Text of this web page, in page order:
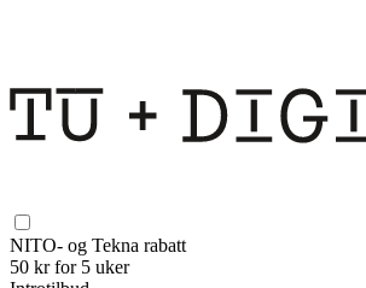
NITO- og Tekna rabatt
50 kr for 5 uker